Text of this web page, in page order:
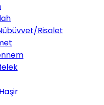
Risalet